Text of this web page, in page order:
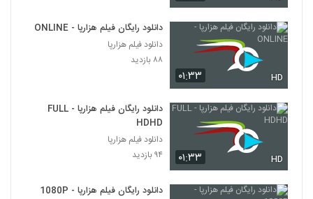
۰۱:۳۳ HD
دانلود رایگان فیلم هزارپا - ONLINE
دانلود فیلم هزارپا
۸۸ بازدید
۰۱:۳۳ HD
دانلود رایگان فیلم هزارپا - FULL
HDHD
دانلود فیلم هزارپا
۹۴ بازدید
دانلود رایگان فیلم هزارپا - 1080P